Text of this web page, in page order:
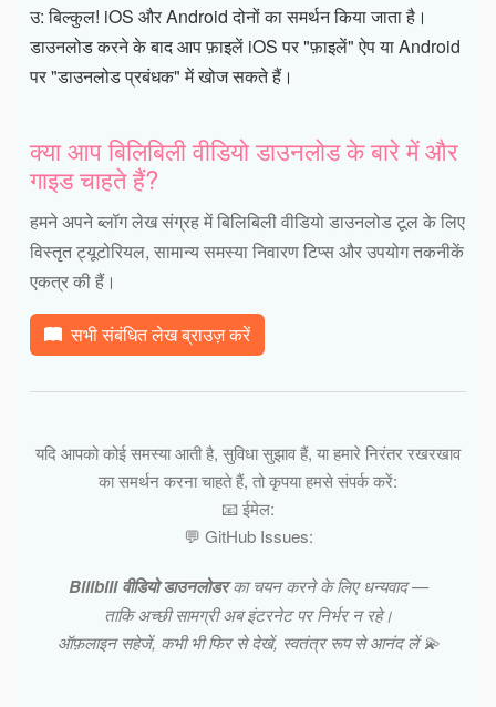
उ: बिल्कुल! iOS और Android दोनों का समर्थन किया जाता है।
डाउनलोड करने के बाद आप फ़ाइलें iOS पर "फ़ाइलें" ऐप या Android
पर "डाउनलोड प्रबंधक" में खोज सकते हैं।
क्या आप बिलिबिली वीडियो डाउनलोड के बारे में और
गाइड चाहते हैं?
हमने अपने ब्लॉग लेख संग्रह में बिलिबिली वीडियो डाउनलोड टूल के लिए
विस्तृत ट्यूटोरियल, सामान्य समस्या निवारण टिप्स और उपयोग तकनीकें
एकत्र की हैं।
सभी संबंधित लेख ब्राउज़ करें
यदि आपको कोई समस्या आती है, सुविधा सुझाव हैं, या हमारे निरंतर रखरखाव
का समर्थन करना चाहते हैं, तो कृपया हमसे संपर्क करें:
📧 ईमेल:
💬 GitHub Issues:
Bilibili वीडियो डाउनलोडरका चयन करने के लिए धन्यवाद —
ताकि अच्छी सामग्री अब इंटरनेट पर निर्भर न रहे।
ऑफ़लाइन सहेजें, कभी भी फिर से देखें, स्वतंत्र रूप से आनंद लें 💫